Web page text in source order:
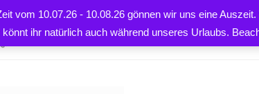
vom 10.07.26 - 10.08.26 gönnen wir uns eine
könnt ihr natürlich auch während unseres Urlaubs.
HOME